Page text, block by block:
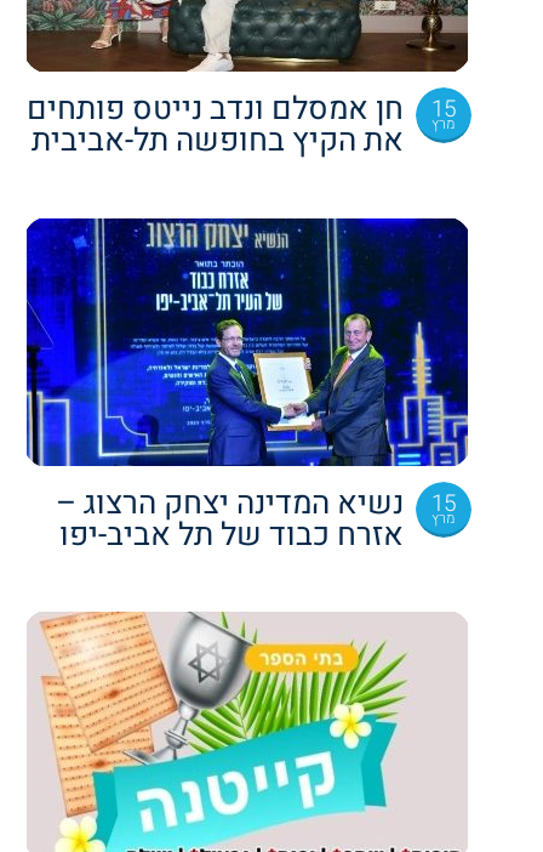
15
מרץ חן אמסלם ונדב נייטס פותחים
את הקיץ בחופשה תל-אביבית
15
מרץ נשיא המדינה יצחק הרצוג –
אזרח כבוד של תל אביב-יפו